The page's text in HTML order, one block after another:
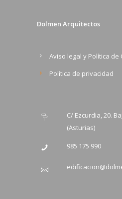
Dolmen Arquitectos
Aviso legal y Política de
Política de privacidad
C/ Ezcurdia, 20.
(Asturias)
985 175 990